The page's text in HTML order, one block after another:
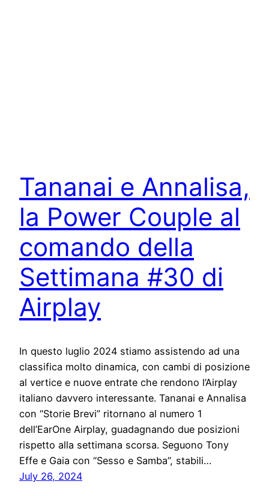
Tananai e Annalisa,
la Power Couple al
comando della
Settimana #30 di
Airplay
In questo luglio 2024 stiamo assistendo ad una
classifica molto dinamica, con cambi di posizione
al vertice e nuove entrate che rendono l’Airplay
italiano davvero interessante. Tananai e Annalisa
con “Storie Brevi” ritornano al numero 1
dell’EarOne Airplay, guadagnando due posizioni
rispetto alla settimana scorsa. Seguono Tony
Effe e Gaia con “Sesso e Samba”, stabili…
July 26, 2024